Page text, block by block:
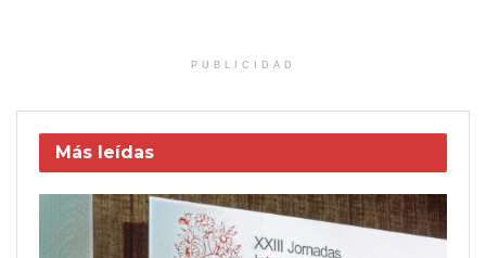
PUBLICIDAD
Más leídas